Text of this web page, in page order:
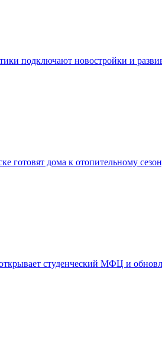
подключают новостройки и
готовят дома к отопительному
студенческий МФЦ и